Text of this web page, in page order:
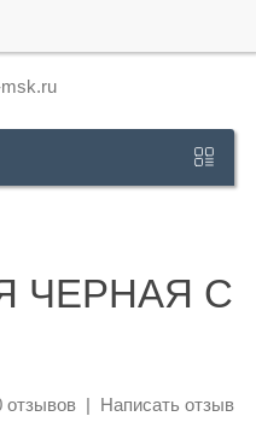
ЧЕРНАЯ С
отзывов | Написать отзыв